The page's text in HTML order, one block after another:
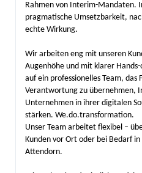
Rahmen von Interim-Mandaten.
pragmatische Umsetzbarkeit,
echte Wirkung.
Wir arbeiten eng mit unseren
Augenhöhe und mit klarer
auf ein professionelles Team, das
Verantwortung zu übernehmen,
Unternehmen in ihrer digitalen
stärken. We.do.transformation.
Unser Team arbeitet flexibel –
Kunden vor Ort oder bei Bedarf
Attendorn.